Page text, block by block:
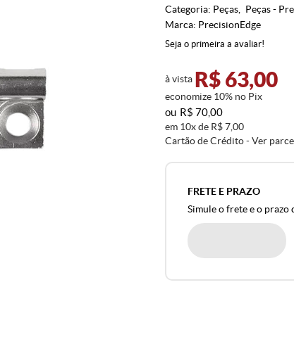
Categoria: Peças Peças -
Marca: PrecisionEdge
Seja o primeira a avaliar!
R$ 70,00
à vista R$ 63,00
economize 10% no Pix
em 10xde R$ 7,00
Cartão de Crédito - Ver
FRETE E PRAZO
Simule o frete e o prazo